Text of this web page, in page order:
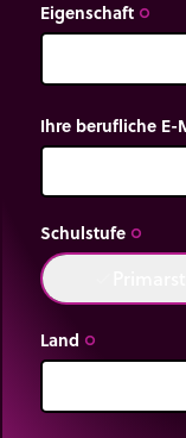
Eigenschaft trip_origin
Ihre berufliche E-
Schulstufe trip_origin
Land trip_origin